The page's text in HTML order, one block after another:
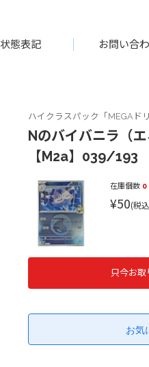
状態表記 お問い合
ハイクラスパック「MEGAド
Nのバイバニラ（
【M2a】039/193
在庫個数 0
¥50(税
只今お取